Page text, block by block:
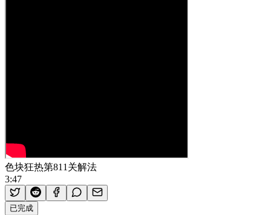
色块狂热第811关解法
3:47
已完成